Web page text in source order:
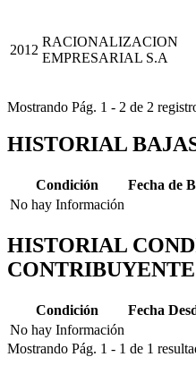
2012
RACIONALIZACION
EMPRESARIAL S.A
Mostrando Pág. 1 - 2 de 2
HISTORIAL
Condición
Fecha de
No hay Información
HISTORIAL
CONTRIBUYENTE
Condición Fecha
No hay Información
Mostrando Pág. 1 - 1 de 1